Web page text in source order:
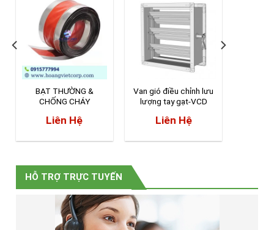
HỖ TRỢ TRỰC TUYẾN
BẠT THƯỜNG &
CHỐNG CHÁY
Liên Hệ
Van gió điều chỉnh lưu
lượng tay gạt-VCD
Liên Hệ